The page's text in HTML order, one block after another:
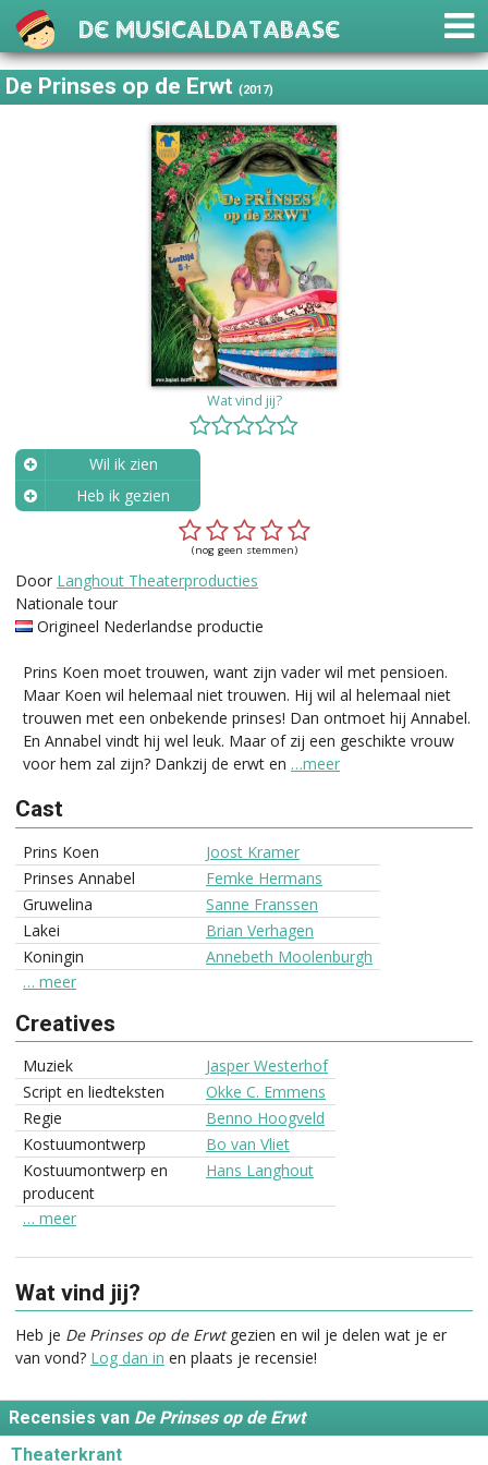
De Musicaldatabase
De Prinses op de Erwt(2017)
Wat vind jij?
Wil ik zien
Heb ik gezien
(nog geen stemmen)
Door Langhout Theaterproducties
Nationale tour
Origineel Nederlandse productie
Prins Koen moet trouwen, want zijn vader wil met pensioen.
Maar Koen wil helemaal niet trouwen. Hij wil al helemaal niet
trouwen met een onbekende prinses! Dan ontmoet hij Annabel.
En Annabel vindt hij wel leuk. Maar of zij een geschikte vrouw
voor hem zal zijn? Dankzij de erwt en …meer
Cast
Prins Koen
Joost Kramer
Prinses Annabel
Femke Hermans
Gruwelina
Sanne Franssen
Lakei
Brian Verhagen
Koningin
Annebeth Moolenburgh
… meer
Creatives
Muziek
Jasper Westerhof
Script en liedteksten
Okke C. Emmens
Regie
Benno Hoogveld
Kostuumontwerp
Bo van Vliet
Kostuumontwerp en
producent
Hans Langhout
… meer
Wat vind jij?
Heb je De Prinses op de Erwtgezien en wil je delen wat je er
van vond? Log dan in en plaats je recensie!
Recensies van De Prinses op de Erwt
Theaterkrant